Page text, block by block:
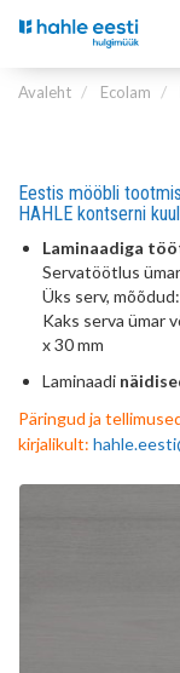
Avaleht Ecolam
Eestis mööbli
HAHLE kontserni
Laminaadiga
Servatöötlus
Üks serv,
Kaks serva ümar
x 30 mm
Laminaadi
Päringud ja
kirjalikult: